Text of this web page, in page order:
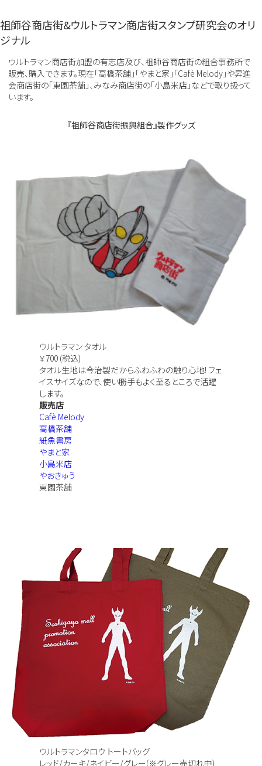
祖師谷商店街&ウルトラマン商店街スタンプ研究会のオリ
ジナル
ウルトラマン商店街加盟の有志店及び、祖師谷商店街の組合事務所で
販売、購入できます。現在「高橋茶舗」「やまと家」「Cafè Melody」や昇進
会商店街の「東園茶舗」、みなみ商店街の「小島米店」などで取り扱って
います。
『祖師谷商店街振興組合』製作グッズ
ウルトラマン タオル
￥700 (税込)
タオル生地は今治製だからふわふわの触り心地! フェ
イスサイズなので、使い勝手もよく至るところで活躍
します。
販売店
Cafè Melody
高橋茶舗
紙魚書房
やまと家
小島米店
やおきゅう
東園茶舗
ウルトラマンタロウ トートバッグ
レッド/カーキ/ネイビー/グレー(※グレー売切れ中)